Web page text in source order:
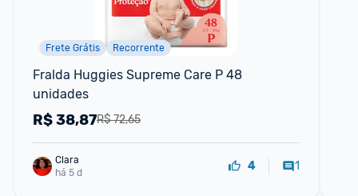
Frete Grátis Recorrente
Fralda Huggies Supreme Care P 48
unidades
R$ 72,65
R$38,87
Clara
há 5 d
4 1